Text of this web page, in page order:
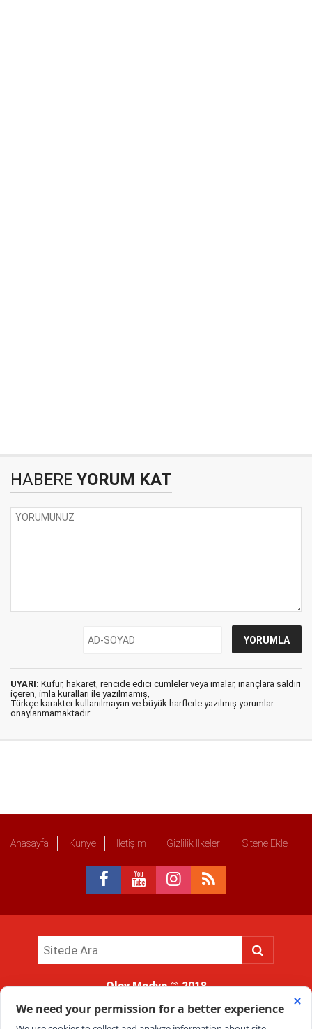
HABERE YORUM KAT
UYARI: Küfür, hakaret, rencide edici cümleler veya imalar, inançlara saldırı
içeren, imla kuralları ile yazılmamış,
Türkçe karakter kullanılmayan ve büyük harflerle yazılmış yorumlar
onaylanmamaktadır.
Anasayfa Künye İletişim Gizlilik İlkeleri Sitene Ekle
Olay Medya© 2018
kullanımı hukuki yaptırıma tabidir.